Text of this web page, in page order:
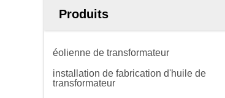
Produits
éolienne de transformateur
installation de fabrication d'huile de
transformateur